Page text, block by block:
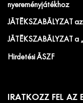
nyereményjátékhoz
JÁTÉKSZABÁLYZAT
JÁTÉKSZABÁLYZAT a
Hirdetési ÁSZF
IRATKOZZ FEL AZ